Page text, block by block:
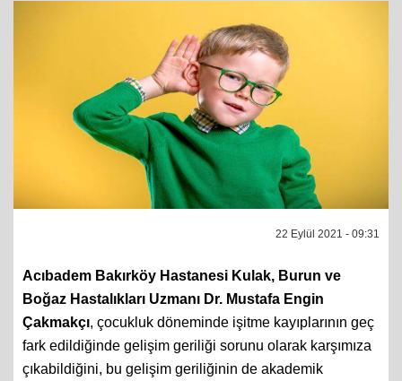
22 Eylül 2021 - 09:31
Acıbadem Bakırköy Hastanesi Kulak, Burun ve
Boğaz Hastalıkları Uzmanı Dr. Mustafa Engin
Çakmakçı, çocukluk döneminde işitme kayıplarının geç
fark edildiğinde gelişim geriliği sorunu olarak karşımıza
çıkabildiğini, bu gelişim geriliğinin de akademik